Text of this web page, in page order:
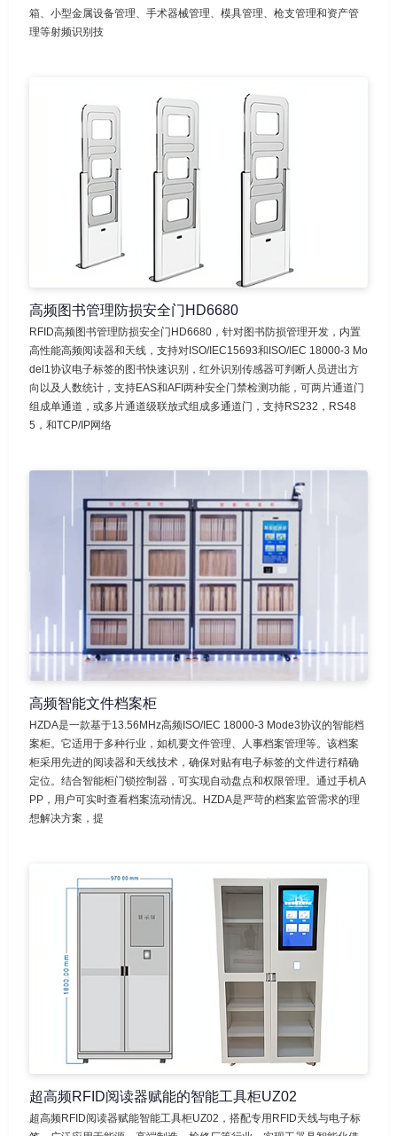
箱、小型金属设备管理、手术器械管理、模具管理、枪支管理和资产管
理等射频识别技
高频图书管理防损安全门HD6680
RFID高频图书管理防损安全门HD6680，针对图书防损管理开发，内置
高性能高频阅读器和天线，支持对ISO/IEC15693和ISO/IEC 18000-3 Mo
del1协议电子标签的图书快速识别，红外识别传感器可判断人员进出方
向以及人数统计，支持EAS和AFI两种安全门禁检测功能，可两片通道门
组成单通道，或多片通道级联放式组成多通道门，支持RS232，RS48
5，和TCP/IP网络
高频智能文件档案柜
HZDA是一款基于13.56MHz高频ISO/IEC 18000-3 Mode3协议的智能档
案柜。它适用于多种行业，如机要文件管理、人事档案管理等。该档案
柜采用先进的阅读器和天线技术，确保对贴有电子标签的文件进行精确
定位。结合智能柜门锁控制器，可实现自动盘点和权限管理。通过手机A
PP，用户可实时查看档案流动情况。HZDA是严苛的档案监管需求的理
想解决方案，提
超高频RFID阅读器赋能的智能工具柜UZ02
超高频RFID阅读器赋能智能工具柜UZ02，搭配专用RFID天线与电子标